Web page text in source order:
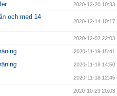
2020-12-20 10:33
och med 14
2020-12-14 10:17
2020-12-02 22:03
2020-11-19 15:41
2020-11-18 14:50
2020-11-18 12:45
2020-10-29 20:03